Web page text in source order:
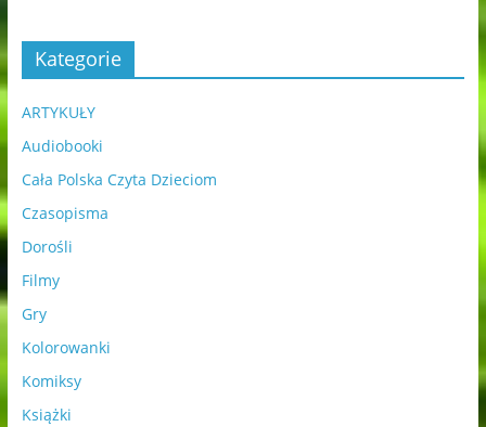
Kategorie
ARTYKUŁY
Audiobooki
Cała Polska Czyta Dzieciom
Czasopisma
Dorośli
Filmy
Gry
Kolorowanki
Komiksy
Książki